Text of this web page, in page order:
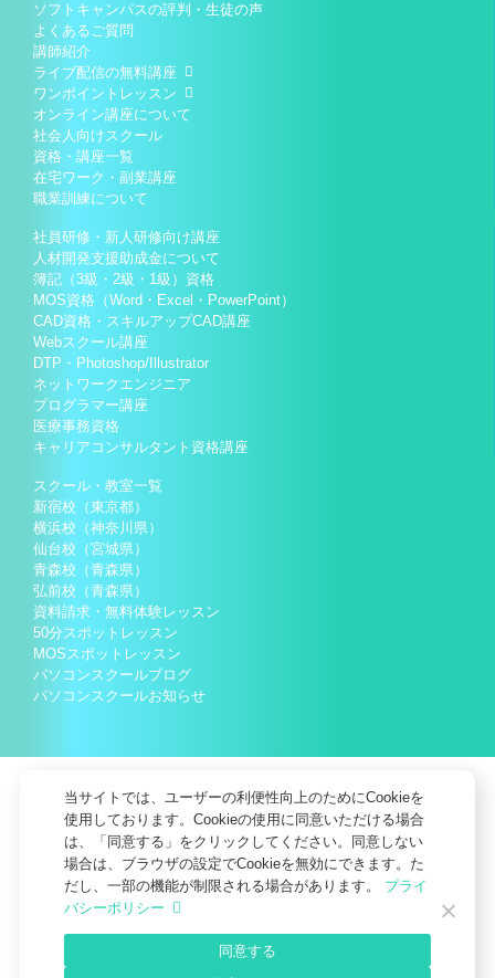
ソフトキャンパスの評判・生徒の声
よくあるご質問
講師紹介
ライブ配信の無料講座
ワンポイントレッスン
オンライン講座について
社会人向けスクール
資格・講座一覧
在宅ワーク・副業講座
職業訓練について
社員研修・新人研修向け講座
人材開発支援助成金について
簿記（3級・2級・1級）資格
MOS資格（Word・Excel・PowerPoint）
CAD資格・スキルアップCAD講座
Webスクール講座
DTP・Photoshop/Illustrator
ネットワークエンジニア
プログラマー講座
医療事務資格
キャリアコンサルタント資格講座
スクール・教室一覧
新宿校（東京都）
横浜校（神奈川県）
仙台校（宮城県）
青森校（青森県）
弘前校（青森県）
資料請求・無料体験レッスン
50分スポットレッスン
MOSスポットレッスン
パソコンスクールブログ
パソコンスクールお知らせ
会社概要 個人情報保護方針
DXへの取組について お知らせ
当サイトでは、ユーザーの利便性向上のためにCookieを
使用しております。Cookieの使用に同意いただける場合
は、「同意する」をクリックしてください。同意しない
場合は、ブラウザの設定でCookieを無効にできます。た
だし、一部の機能が制限される場合があります。 プライ
バシーポリシー
同意する